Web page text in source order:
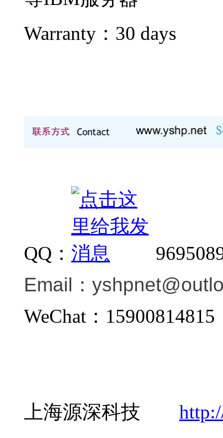
Warranty： 30 days
QQ：
Email：
WeChat：
上海源深科技